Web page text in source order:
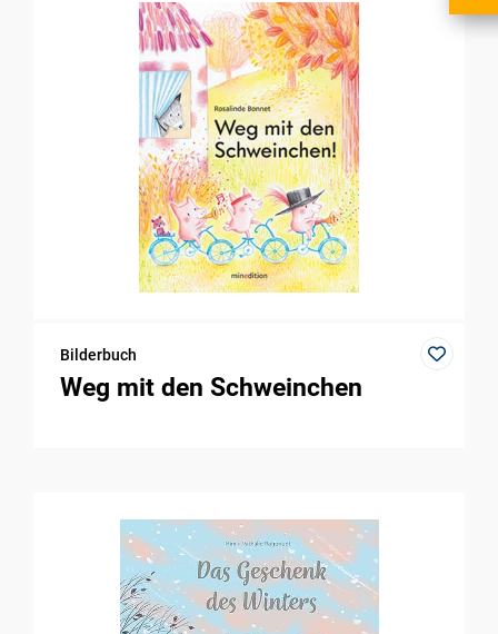
Bilderbuch
Weg mit den Schweinchen